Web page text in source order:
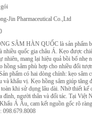
Jin Pharmaceutical Co.,Ltd
SÂM HÀN QUỐC là sản phẩm
nhiều quốc gia châu Á. Kẹo được
nhiên, mang lại hiệu quả bồi bổ
hồng sâm phù hợp cho nhiều đối
phẩm có hai dòng chính: kẹo
và khẩu vị. Kẹo hồng sâm giúp tăng
toàn khi sử dụng lâu dài. Nhờ thiết
đình, người thân và đối tác. Tại Việt
Á Âu, cam kết nguồn gốc rõ
098.679.8008